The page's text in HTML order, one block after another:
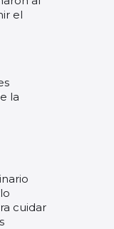
el
la
cuidar